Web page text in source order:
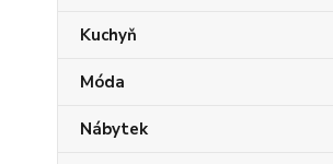
Kuchyň
Móda
Nábytek